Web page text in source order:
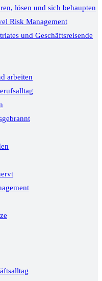
lösen und sich behaupten
Risk Management
und Geschäftsreisende
arbeiten